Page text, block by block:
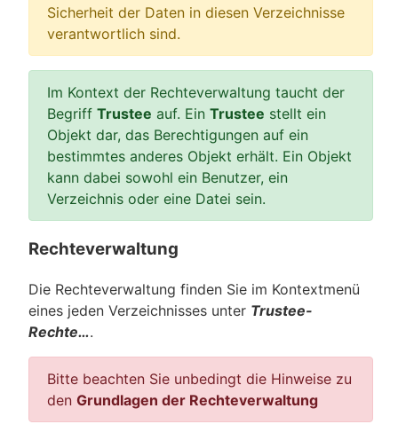
Sicherheit der Daten in diesen Verzeichnisse
verantwortlich sind.
Im Kontext der Rechteverwaltung taucht der
Begriff Trustee auf. Ein Trustee stellt ein
Objekt dar, das Berechtigungen auf ein
bestimmtes anderes Objekt erhält. Ein Objekt
kann dabei sowohl ein Benutzer, ein
Verzeichnis oder eine Datei sein.
Rechteverwaltung
Die Rechteverwaltung finden Sie im Kontextmenü
eines jeden Verzeichnisses unter Trustee-
Rechte….
Bitte beachten Sie unbedingt die Hinweise zu
den Grundlagen der Rechteverwaltung